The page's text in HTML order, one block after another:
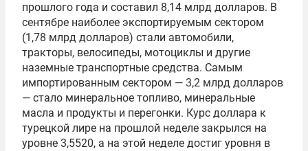
прошлого года и составил 8,14 млрд долларов. В
сентябре наиболее экспортируемым сектором
(1,78 млрд долларов) стали автомобили,
тракторы, велосипеды, мотоциклы и другие
наземные транспортные средства. Самым
импортированным сектором — 3,2 млрд долларов
— стало минеральное топливо, минеральные
масла и продукты и перегонки. Курс доллара к
турецкой лире на прошлой неделе закрылся на
уровне 3,5520, а на этой неделе достиг уровня в